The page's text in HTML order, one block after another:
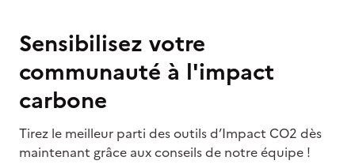
Sensibilisez votre
communauté à l'impact
carbone
Tirez le meilleur parti des outils d’Impact CO2 dès
maintenant grâce aux conseils de notre équipe !